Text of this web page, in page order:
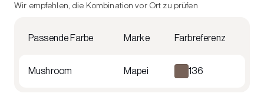
Wir empfehlen, die Kombination vor Ort zu prüfen
Passende Farbe Marke Farbreferenz
Mushroom Mapei 136